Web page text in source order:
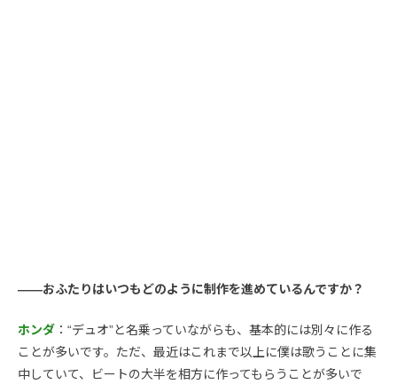
――おふたりはいつもどのように制作を進めているんですか？
ホンダ ：“デュオ”と名乗っていながらも、基本的には別々に作る
ことが多いです。ただ、最近はこれまで以上に僕は歌うことに集
中していて、ビートの大半を相方に作ってもらうことが多いで